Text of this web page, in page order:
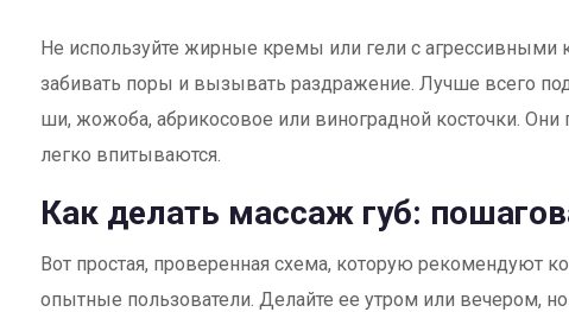
Не используйте жирные кремы или гели с агрессивными
забивать поры и вызывать раздражение. Лучше всего
ши, жожоба, абрикосовое или виноградной косточки.
легко впитываются.
Как делать массаж губ:
Вот простая, проверенная схема, которую рекомендуют
опытные пользователи. Делайте ее утром или вечером,